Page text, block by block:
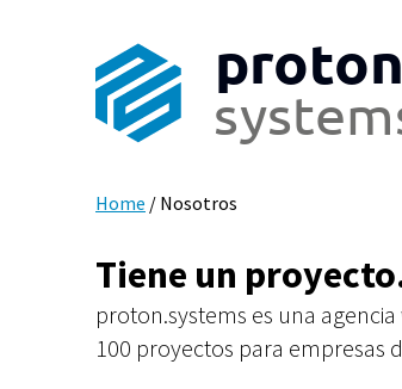
Home / Nosotros
Tiene un
proton.systems es una
100 proyectos para empresas